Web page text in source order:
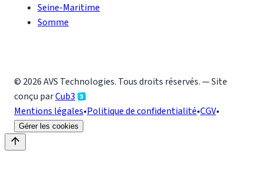
Seine-Maritime
Somme
© 2026AVS Technologies. Tous droits réservés. — Site
conçu parCub3
Mentions légales•Politique de confidentialité•CGV•
Gérer les cookies